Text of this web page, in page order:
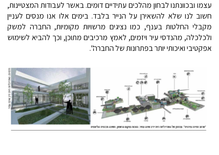
עצמו ובכוונתנו לבחון מהלכים עתידיים דומים. באשר לעבודות המצטיינות,
חשוב לנו שלא להשאירן על הנייר בלבד. בימים אלו אנו מנסים לעניין
מקבלי החלטות בענף, כמו נציגים מרשויות מקומיות, החברה למשק
ולכלכלה, מהנדסי עיר ויזמים, לאמץ מרכיבים מתוכן, וכך להביא לשימוש
אפקטיבי ואיכותי יותר בפתרונות של החברה".